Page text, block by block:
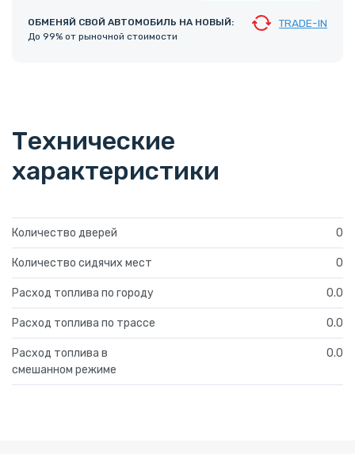
ОБМЕНЯЙ СВОЙ АВТОМОБИЛЬ НА НОВЫЙ:
До 99% от рыночной стоимости
TRADE-IN
Технические
характеристики
Количество дверей 0
Количество сидячих мест 0
Расход топлива по городу 0.0
Расход топлива по трассе 0.0
Расход топлива в
смешанном режиме
0.0